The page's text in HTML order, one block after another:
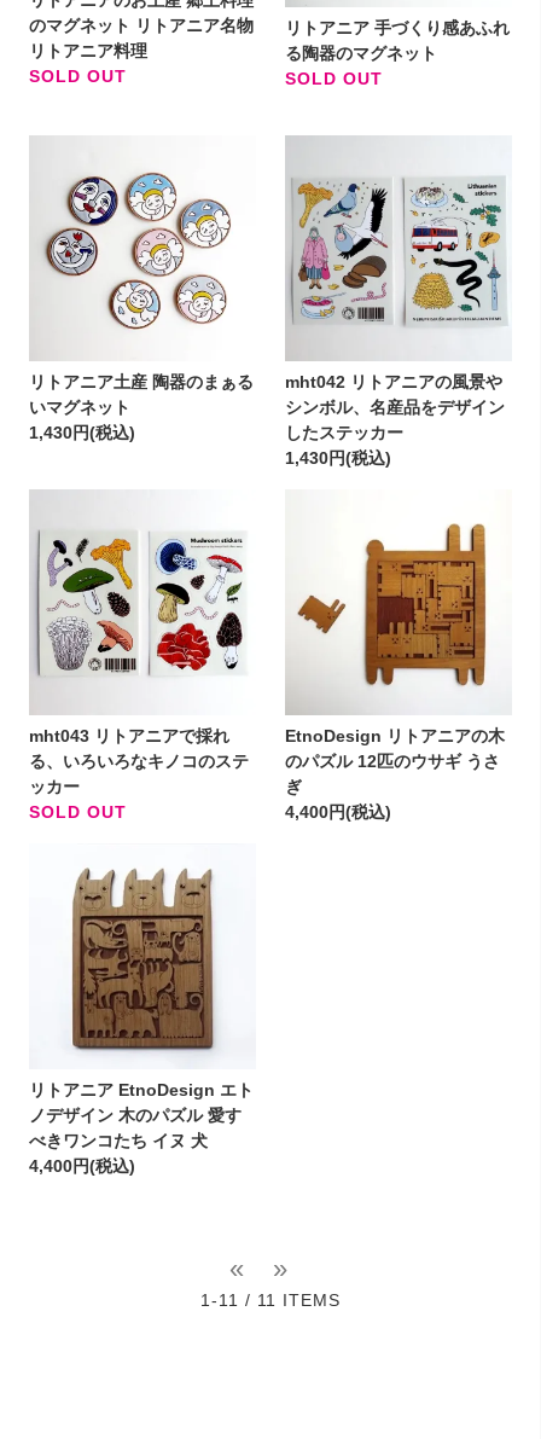
のマグネット リトアニア名物
リトアニア料理
SOLD OUT
リトアニア 手づくり感あふれ
る陶器のマグネット
SOLD OUT
リトアニア土産 陶器のまぁる
いマグネット
1,430円(税込)
mht042 リトアニアの風景や
シンボル、名産品をデザイン
したステッカー
1,430円(税込)
mht043 リトアニアで採れ
る、いろいろなキノコのステ
ッカー
SOLD OUT
EtnoDesign リトアニアの木
のパズル 12匹のウサギ うさ
ぎ
4,400円(税込)
リトアニア EtnoDesign エト
ノデザイン 木のパズル 愛す
べきワンコたち イヌ 犬
4,400円(税込)
« »
1-11 / 11 ITEMS